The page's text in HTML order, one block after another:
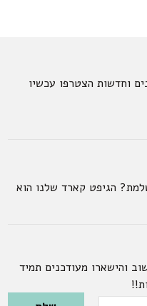
וחדשות הצטרפו עכשיו
הגיפט קארד שלנו הוא
והישארו מעודכנים תמיד